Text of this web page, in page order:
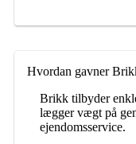
Hvordan gavner
Brikk tilbyder
lægger vægt på
ejendomsservice.